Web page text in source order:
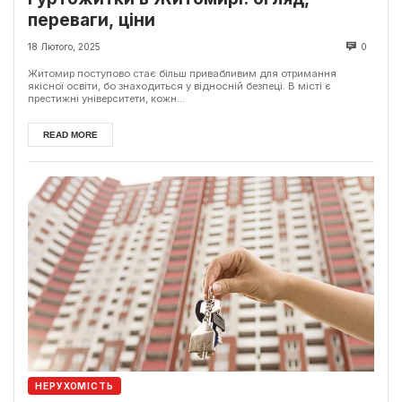
переваги, ціни
18 Лютого, 2025 0
Житомир поступово стає більш привабливим для отримання
якісної освіти, бо знаходиться у відносній безпеці. В місті є
престижні університети, кожн...
READ MORE
НЕРУХОМІСТЬ